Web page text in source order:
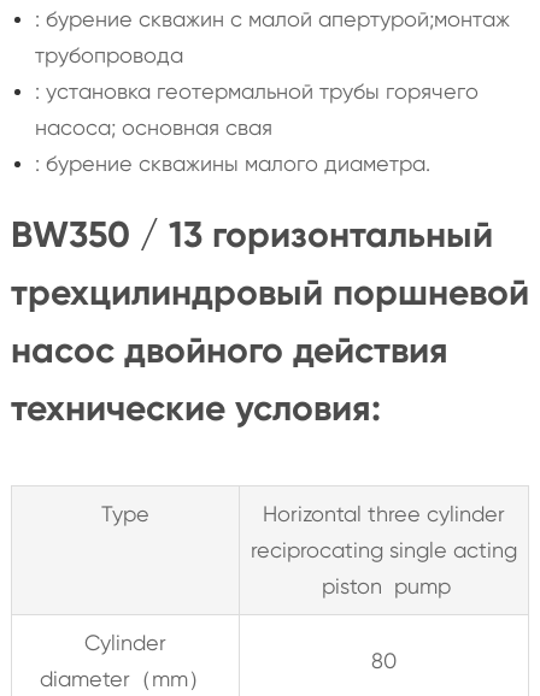
: бурение скважин с малой апертурой;монтаж
трубопровода
: установка геотермальной трубы горячего
насоса; основная свая
: бурение скважины малого диаметра.
BW350 / 13 горизонтальный
трехцилиндровый поршневой
насос двойного действия
технические условия:
Type
Horizontal three cylinder
reciprocating single acting
piston pump
Cylinder
diameter（mm）
80